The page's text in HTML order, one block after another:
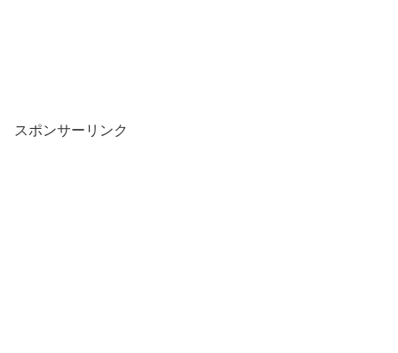
スポンサーリンク